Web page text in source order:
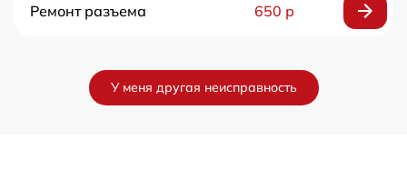
Ремонт разъема 650 р
У меня другая неисправность